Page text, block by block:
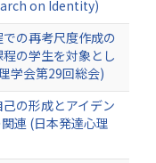
on Identity)
の再考尺度作成の
の学生を対象とし
学会第29回総会)
の形成とアイデン
連 (日本発達心理